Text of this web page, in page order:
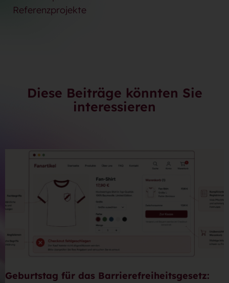
Referenzprojekte
Diese Beiträge könnten Sie
interessieren
Geburtstag für das Barrierefreiheitsgesetz: